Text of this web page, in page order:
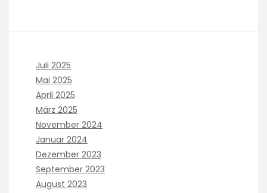
Juli 2025
Mai 2025
April 2025
März 2025
November 2024
Januar 2024
Dezember 2023
September 2023
August 2023